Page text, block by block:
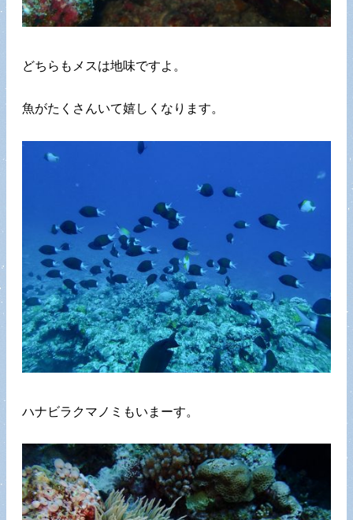
どちらもメスは地味ですよ。
魚がたくさんいて嬉しくなります。
ハナビラクマノミもいまーす。